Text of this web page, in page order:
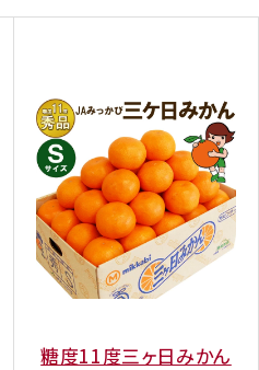
糖度11度三ヶ日みかん